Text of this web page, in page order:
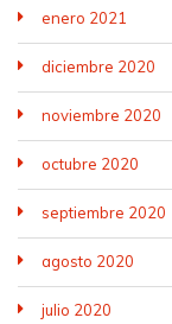
enero 2021
diciembre 2020
noviembre 2020
octubre 2020
septiembre 2020
agosto 2020
julio 2020